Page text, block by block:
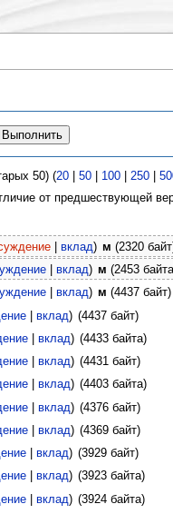
50) (20| 50| 100| 250|
от предшествующей
| вклад) м (2320
| вклад) м (2453
| вклад) м (4437 байт)
| вклад) (4437 байт)
| вклад) (4433 байта)
| вклад) (4431 байт)
| вклад) (4403 байта)
| вклад) (4376 байт)
| вклад) (4369 байт)
| вклад) (3929 байт)
| вклад) (3923 байта)
| вклад) (3924 байта)